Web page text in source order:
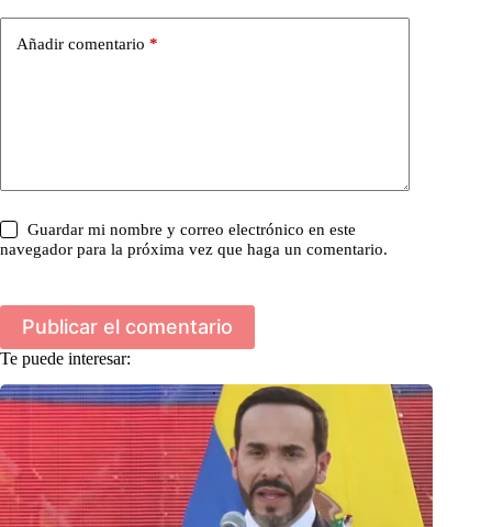
Añadir comentario *
Guardar mi nombre y correo electrónico en este
navegador para la próxima vez que haga un comentario.
Publicar el comentario
Te puede interesar: